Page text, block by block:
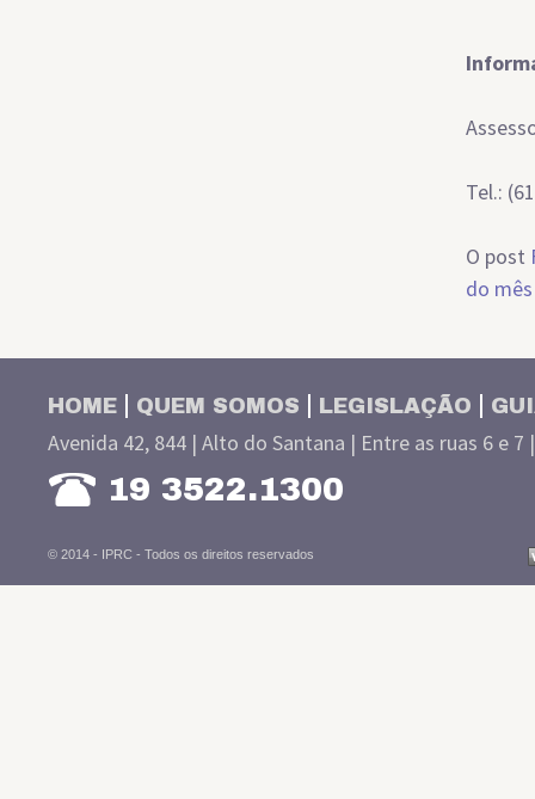
Tel.:
O post
do
HOME QUEM SOMOS LEGISLAÇÃO
Avenida 42, 844 | Alto do Santana | Entre as ruas 6 e 7
19 3522.1300
© 2014 - IPRC - Todos os direitos reservados